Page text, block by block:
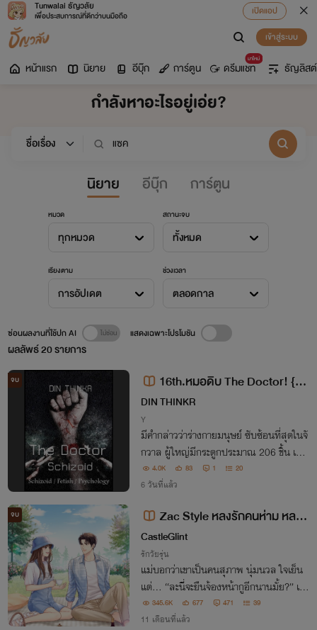
Tunwalai ธัญวลัย
เพื่อประสบการณ์ที่ดีกว่าบนมือถือ
เปิดแอป
เข้าสู่ระบบ
หน้าแรก นิยาย อีบุ๊ก การ์ตูน
มาใหม่
ดรีมแชท ธัญลิสต์
กำลังหาอะไรอยู่เอ่ย?
นิยาย อีบุ๊ก การ์ตูน
หมวด
ทุกหมวด
สถานะจบ
ทั้งหมด
เรียงตาม
การอัปเดต
ช่วงเวลา
ตลอดกาล
ผลลัพธ์20รายการ
ซ่อนผลงานที่ใช้ปก AI แสดงเฉพาะโปรโมชัน
จบ
16th.หมอดิบ The Doctor! {จิต
เภท-Schizoid}
DIN THINKR
Y
มีคำกล่าวว่าร่างกายมนุษย์ ซับซ้อนที่สุดในจั
กวาล ผู้ใหญ่มีกระดูกประมาณ 206 ชิ้น เส้น
เลือดในร่างกายมนุษย์มีความยาวรวม 6200
0 ไมล์ ถ้านำมาเรียงต่อกันเป็นทางยาวจะได้
4.0K 83 1 20
6 วันที่แล้ว
จบ
Zac Style หลงรักคนห่าม หลงต
ามใจแซค
CastleGlint
รักวัยรุ่น
แม่บอกว่าเขาเป็นคนสุภาพ นุ่มนวล ใจเย็น
แต่... “ละนี่จะยืนจ้องหน้ากูอีกนานมั้ย?” เห
มือนแม่จะลืมบอกว่าที่พูดมาน่ะ..โกหก นี่มัน
ตรงกันข้ามเลย!
345.6K 677 471 39
11 เดือนที่แล้ว